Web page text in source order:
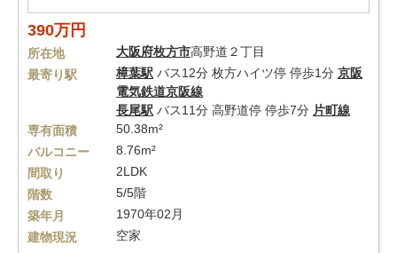
390万円
所在地 大阪府枚方市高野道２丁目
最寄り駅
樟葉駅 バス12分 枚方ハイツ停 停歩1分 京阪
電気鉄道京阪線
長尾駅 バス11分 高野道停 停歩7分 片町線
専有面積
50.38m²
バルコニー
8.76m²
間取り
2LDK
階数
5/5階
築年月
1970年02月
建物現況
空家